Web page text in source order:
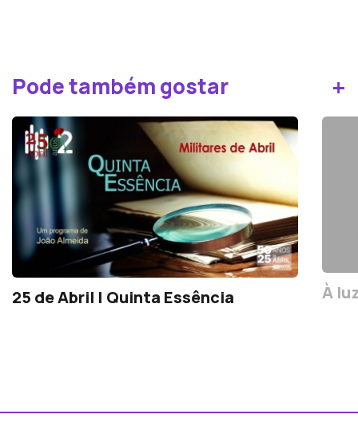
Pode também gostar +
25 de Abril | Quinta Essência À